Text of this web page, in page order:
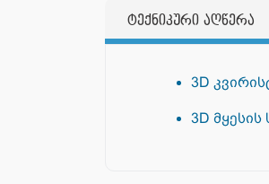
ტექნიკური აღწერა
3D
3D